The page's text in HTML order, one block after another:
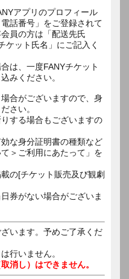
アプリのプロフィール
話番号」をご登録されて
員の方は「配送先氏
ケット氏名」にご記入く
は、一度FANYチケット
込みください。
合がございますので、身
さい。
する場合もございますの
な身分証明書の種類など
＞ご利用にあたって」を
の[チケット販売及び観劇
券がない場合がございま
います。予めご了承くだ
行いません。
消し）はできません。